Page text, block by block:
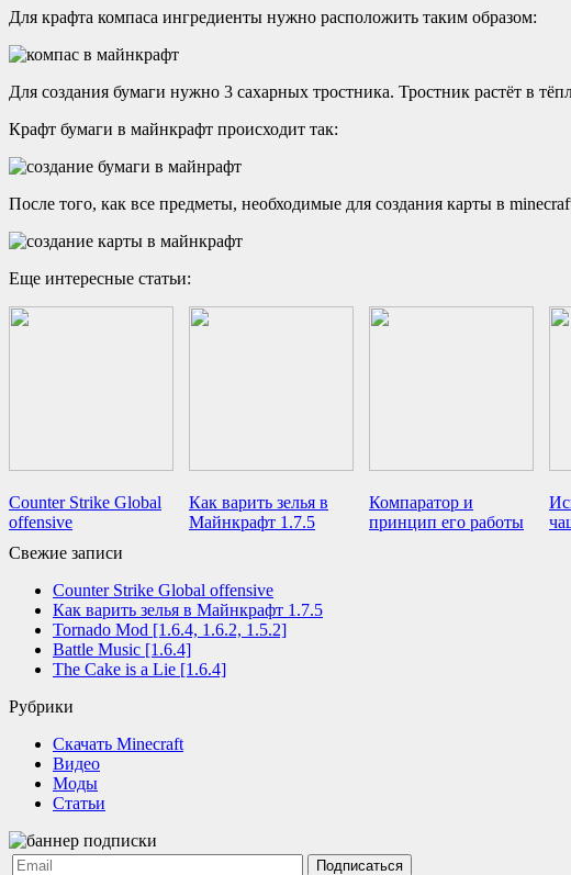
Для крафта компаса ингредиенты нужно расположить таким образом:
Для создания бумаги нужно 3 сахарных тростника. Тростник растёт в
Крафт бумаги в майнкрафт происходит так:
После того, как все предметы, необходимые для создания карты в
Еще интересные статьи:
Counter Strike Global
offensive
Как варить зелья в
Майнкрафт 1.7.5
Компаратор и
принцип его работы
Свежие записи
Counter Strike Global offensive
Как варить зелья в Майнкрафт 1.7.5
Tornado Mod [1.6.4, 1.6.2, 1.5.2]
Battle Music [1.6.4]
The Cake is a Lie [1.6.4]
Рубрики
Cкачать Minecraft
Видео
Моды
Статьи
Подписаться